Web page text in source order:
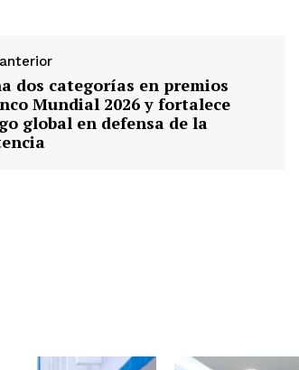
dos categorías en premios
Mundial 2026 y fortalece
global en defensa de la